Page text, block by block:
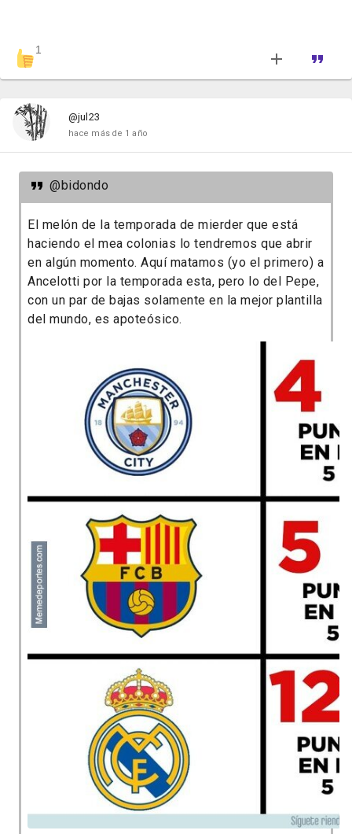
1
@jul23
hace más de 1 año
@bidondo
El melón de la temporada de mierder que está
haciendo el mea colonias lo tendremos que abrir
en algún momento. Aquí matamos (yo el primero) a
Ancelotti por la temporada esta, pero lo del Pepe,
con un par de bajas solamente en la mejor plantilla
del mundo, es apoteósico.